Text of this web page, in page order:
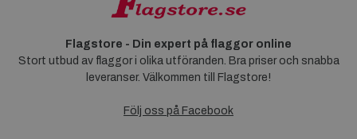
Flagstore - Din expert på flaggor online
Stort utbud av flaggor i olika utföranden. Bra priser och snabba
leveranser. Välkommen till Flagstore!
Följ oss på Facebook